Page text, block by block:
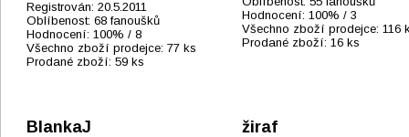
Registrován: 20.5.2011
Oblíbenost: 68 fanoušků
Hodnocení: 100% / 8
Všechno zboží prodejce: 77 ks
Prodané zboží: 59 ks
Hodnocení: 100% / 3
Všechno zboží prodejce: 116
Prodané zboží: 16 ks
BlankaJ žiraf